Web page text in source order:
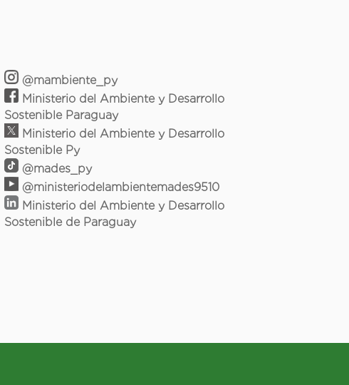
@mambiente_py
Ministerio del Ambiente y Desarrollo
Sostenible Paraguay
Ministerio del Ambiente y Desarrollo
Sostenible Py
@mades_py
@ministeriodelambientemades9510
Ministerio del Ambiente y Desarrollo
Sostenible de Paraguay